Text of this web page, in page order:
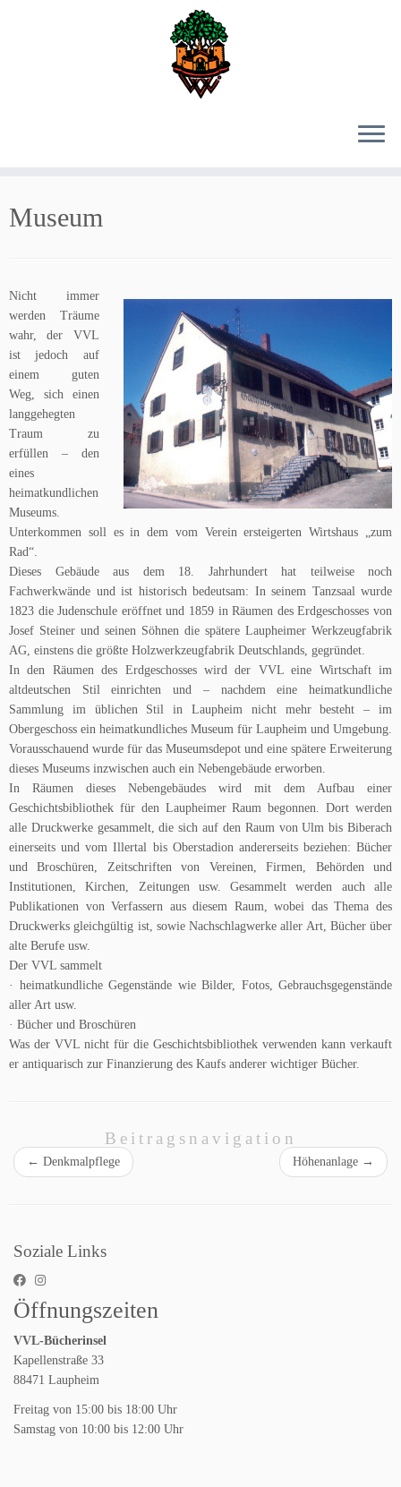
springen
Museum
Nicht immer
werden Träume
wahr, der VVL
ist jedoch auf
einem guten
Weg, sich einen
langgehegten
Traum zu
erfüllen – den
eines
heimatkundlichen
Museums.
Unterkommen soll es in dem vom Verein ersteigerten Wirtshaus „zum
Rad“.
Dieses Gebäude aus dem 18. Jahrhundert hat teilweise noch
Fachwerkwände und ist historisch bedeutsam: In seinem Tanzsaal wurde
1823 die Judenschule eröffnet und 1859 in Räumen des Erdgeschosses von
Josef Steiner und seinen Söhnen die spätere Laupheimer Werkzeugfabrik
AG, einstens die größte Holzwerkzeugfabrik Deutschlands, gegründet.
In den Räumen des Erdgeschosses wird der VVL eine Wirtschaft im
altdeutschen Stil einrichten und – nachdem eine heimatkundliche
Sammlung im üblichen Stil in Laupheim nicht mehr besteht – im
Obergeschoss ein heimatkundliches Museum für Laupheim und Umgebung.
Vorausschauend wurde für das Museumsdepot und eine spätere Erweiterung
dieses Museums inzwischen auch ein Nebengebäude erworben.
In Räumen dieses Nebengebäudes wird mit dem Aufbau einer
Geschichtsbibliothek für den Laupheimer Raum begonnen. Dort werden
alle Druckwerke gesammelt, die sich auf den Raum von Ulm bis Biberach
einerseits und vom Illertal bis Oberstadion andererseits beziehen: Bücher
und Broschüren, Zeitschriften von Vereinen, Firmen, Behörden und
Institutionen, Kirchen, Zeitungen usw. Gesammelt werden auch alle
Publikationen von Verfassern aus diesem Raum, wobei das Thema des
Druckwerks gleichgültig ist, sowie Nachschlagwerke aller Art, Bücher über
alte Berufe usw.
Der VVL sammelt
· heimatkundliche Gegenstände wie Bilder, Fotos, Gebrauchsgegenstände
aller Art usw.
· Bücher und Broschüren
Was der VVL nicht für die Geschichtsbibliothek verwenden kann verkauft
er antiquarisch zur Finanzierung des Kaufs anderer wichtiger Bücher.
Beitragsnavigation
← Denkmalpflege Höhenanlage →
Soziale Links
Öffnungszeiten
VVL-Bücherinsel
Kapellenstraße 33
88471 Laupheim
Freitag von 15:00 bis 18:00 Uhr
Samstag von 10:00 bis 12:00 Uhr